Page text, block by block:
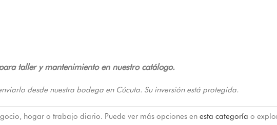
taller y mantenimiento en nuestro catálogo.
desde nuestra bodega en Cúcuta. Su inversión está protegida.
hogar o trabajo diario. Puede ver más opciones en esta categoría o